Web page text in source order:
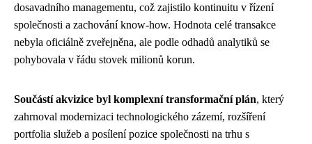
dosavadního managementu, což zajistilo kontinuitu v řízení
společnosti a zachování know-how. Hodnota celé transakce
nebyla oficiálně zveřejněna, ale podle odhadů analytiků se
pohybovala v řádu stovek milionů korun.
Součástí akvizice byl komplexní transformační plán, který
zahrnoval modernizaci technologického zázemí, rozšíření
portfolia služeb a posílení pozice společnosti na trhu s